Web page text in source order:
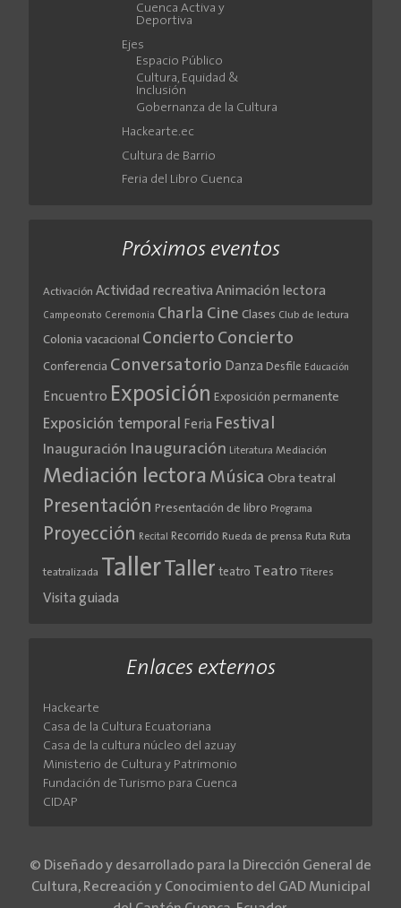
Cuenca Activa y
Deportiva
Ejes
Espacio Público
Cultura, Equidad &
Inclusión
Gobernanza de la Cultura
Hackearte.ec
Cultura de Barrio
Feria del Libro Cuenca
Próximos eventos
Activación Actividad recreativa Animación lectora
Campeonato Ceremonia Charla Cine Clases Club de lectura
Colonia vacacional Concierto Concierto
Conferencia Conversatorio Danza Desfile Educación
Encuentro Exposición Exposición permanente
Exposición temporal Feria Festival
Inauguración Inauguración Literatura Mediación
Mediación lectora Música Obra teatral
Presentación Presentación de libro Programa
Proyección Recital Recorrido Rueda de prensa Ruta Ruta
teatralizada TallerTaller teatro Teatro Títeres
Visita guiada
Enlaces externos
Hackearte
Casa de la Cultura Ecuatoriana
Casa de la cultura núcleo del azuay
Ministerio de Cultura y Patrimonio
Fundación de Turismo para Cuenca
CIDAP
© Diseñado y desarrollado para la Dirección General de
Cultura, Recreación y Conocimiento del GAD Municipal